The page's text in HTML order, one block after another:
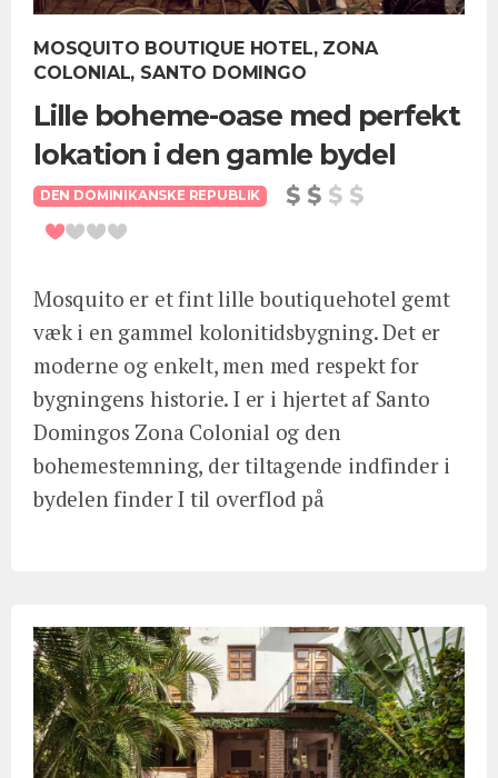
MOSQUITO BOUTIQUE HOTEL, ZONA
COLONIAL, SANTO DOMINGO
Lille boheme-oase med perfekt
lokation i den gamle bydel
DEN DOMINIKANSKE REPUBLIK
Mosquito er et fint lille boutiquehotel gemt
væk i en gammel kolonitidsbygning. Det er
moderne og enkelt, men med respekt for
bygningens historie. I er i hjertet af Santo
Domingos Zona Colonial og den
bohemestemning, der tiltagende indfinder i
bydelen finder I til overflod på